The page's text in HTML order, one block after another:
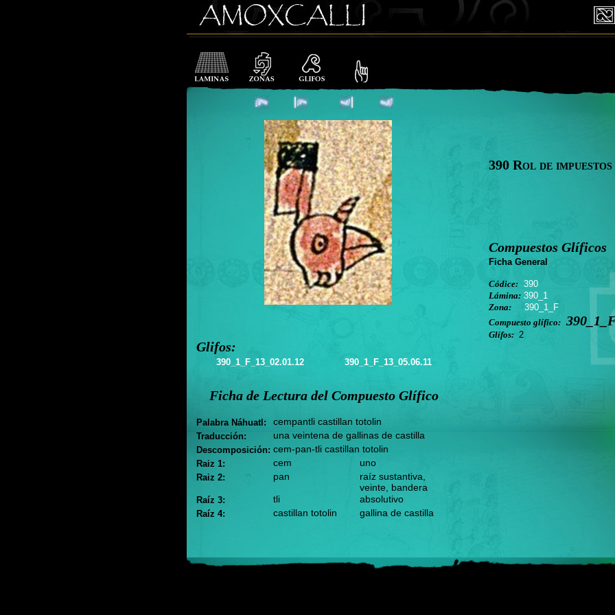
Glifos:
390_1_F_13_02.01.12 390_1_F_13_05.06.11
Ficha de Lectura del Compuesto Glífico
Palabra Náhuatl: cempantli castillan totolin
Traducción: una veintena de gallinas de castilla
Descomposición: cem-pan-tli castillan totolin
Raiz 1: cem uno
Raiz 2: pan
raíz sustantiva,
veinte, bandera
Raíz 3: tli absolutivo
Raíz 4: castillan totolin gallina de castilla
390 Rol de
Compuestos Glíficos
Ficha General
Códice: 390
Lámina: 390_1
Zona:
390_1_F
Compuesto glífico:
Glífos: 2